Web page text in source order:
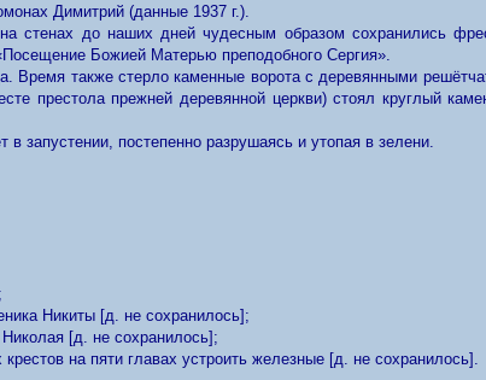
Димитрий (данные 1937 г.).
стенах до наших дней чудесным образом сохранились
Божией Матерью преподобного Сергия».
Время также стерло каменные ворота с деревянными
престола прежней деревянной церкви) стоял круглый
запустении, постепенно разрушаясь и утопая в зелени.
Никиты [д. не сохранилось];
[д. не сохранилось];
на пяти главах устроить железные [д. не сохранилось].